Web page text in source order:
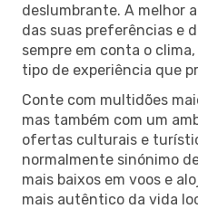
deslumbrante. A melhor
das suas preferências e
sempre em conta o
tipo de experiência que
Conte com multidões
mas também com um
ofertas culturais e
normalmente sinónimo
mais baixos em voos e
mais autêntico da vida